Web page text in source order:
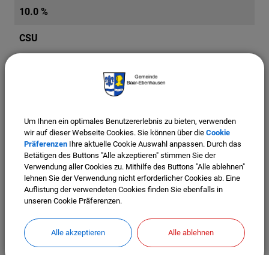
10.0 %
CSU
SPD
1
5.0 %
FW
35.0 %
Um Ihnen ein optimales Benutzererlebnis zu bieten, verwenden
wir auf dieser Webseite Cookies. Sie können über die Cookie
Präferenzen Ihre aktuelle Cookie Auswahl anpassen. Durch das
Betätigen des Buttons "Alle akzeptieren" stimmen Sie der
Verwendung aller Cookies zu. Mithilfe des Buttons "Alle ablehnen"
lehnen Sie der Verwendung nicht erforderlicher Cookies ab. Eine
Auflistung der verwendeten Cookies finden Sie ebenfalls in
unseren Cookie Präferenzen.
Alle akzeptieren Alle ablehnen